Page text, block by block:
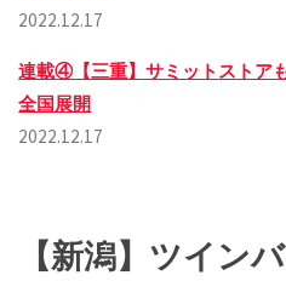
2022.12.17
連載④【三重】サミットストア
全国展開
2022.12.17
【新潟】ツイン